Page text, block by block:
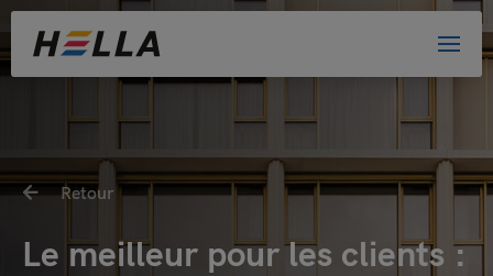
Retour
Le meilleur pour les clients :